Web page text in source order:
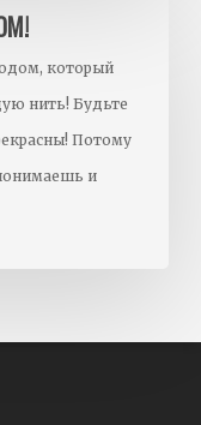
который
нить! Будьте
Потому
и